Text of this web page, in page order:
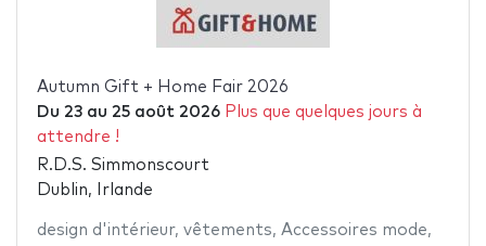
Autumn Gift + Home Fair 2026
Du 23au 25 août 2026 Plus que quelques jours à
attendre !
R.D.S. Simmonscourt
Dublin, Irlande
design d'intérieur, vêtements, Accessoires mode,